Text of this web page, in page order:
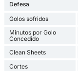
Defesa
Golos sofridos
Minutos por Golo
Concedido
Clean Sheets
Cortes